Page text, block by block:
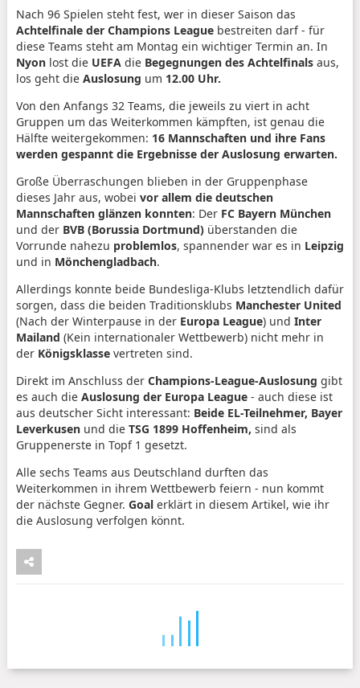
Nach 96 Spielen steht fest, wer in dieser Saison das
Achtelfinale der Champions League bestreiten darf - für
diese Teams steht am Montag ein wichtiger Termin an. In
Nyon lost die UEFA die Begegnungen des Achtelfinals aus,
los geht die Auslosung um 12.00 Uhr.
Von den Anfangs 32 Teams, die jeweils zu viert in acht
Gruppen um das Weiterkommen kämpften, ist genau die
Hälfte weitergekommen: 16 Mannschaften und ihre Fans
werden gespannt die Ergebnisse der Auslosung erwarten.
Große Überraschungen blieben in der Gruppenphase
dieses Jahr aus, wobei vor allem die deutschen
Mannschaften glänzen konnten: Der FC Bayern München
und der BVB (Borussia Dortmund) überstanden die
Vorrunde nahezu problemlos, spannender war es in Leipzig
und in Mönchengladbach.
Allerdings konnte beide Bundesliga-Klubs letztendlich dafür
sorgen, dass die beiden Traditionsklubs Manchester United
(Nach der Winterpause in der Europa League) und Inter
Mailand (Kein internationaler Wettbewerb) nicht mehr in
der Königsklasse vertreten sind.
Direkt im Anschluss der Champions-League-Auslosung gibt
es auch dieAuslosung der Europa League - auch diese ist
aus deutscher Sicht interessant: Beide EL-Teilnehmer, Bayer
Leverkusenund dieTSG 1899 Hoffenheim, sind als
Gruppenerste in Topf 1 gesetzt.
Alle sechs Teams aus Deutschland durften das
Weiterkommen in ihrem Wettbewerb feiern - nun kommt
der nächste Gegner. Goal erklärt in diesem Artikel, wie ihr
die Auslosung verfolgen könnt.